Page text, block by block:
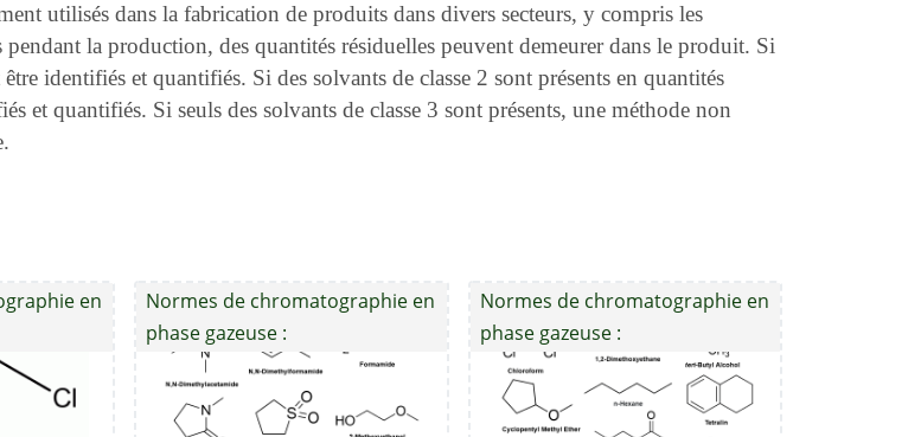
utilisés dans la fabrication de produits dans divers secteurs, y compris les
la production, des quantités résiduelles peuvent demeurer dans le produit. Si
identifiés et quantifiés. Si des solvants de classe 2 sont présents en quantités
et quantifiés. Si seuls des solvants de classe 3 sont présents, une méthode non
en
Normes de chromatographie en
phase gazeuse :
Normes de chromatographie en
phase gazeuse :